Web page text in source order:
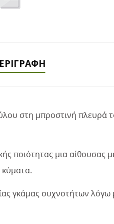
στη μπροστινή πλευρά
ποιότητας μια αίθουσας
κύματα.
γκάμας συχνοτήτων λόγω